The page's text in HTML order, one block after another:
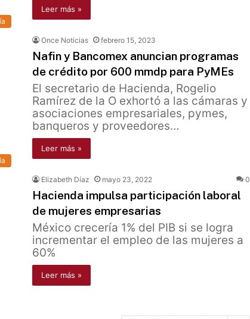
Leer más »
Once Noticias febrero 15, 2023
Nafin y Bancomex anuncian programas
de crédito por 600 mmdp para PyMEs
El secretario de Hacienda, Rogelio
Ramírez de la O exhortó a las cámaras y
asociaciones empresariales, pymes,
banqueros y proveedores…
Leer más »
Elizabeth Díaz mayo 23, 2022 0
Hacienda impulsa participación laboral
de mujeres empresarias
México crecería 1% del PIB si se logra
incrementar el empleo de las mujeres a
60%
Leer más »